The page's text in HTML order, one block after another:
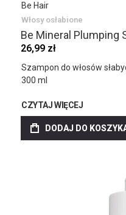
Be Hair
Włosy osłabione
Be Mineral Plumping
26,99 zł
Szampon do włosów
300 ml
CZYTAJ WIĘCEJ
DODAJ DO